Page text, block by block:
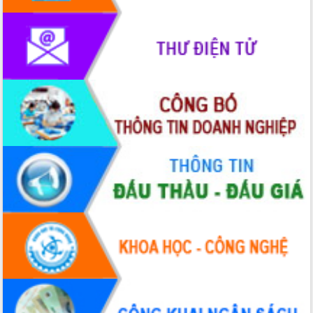
phát triển mới
Thường trực HĐND tỉnh Đắk Lắk gặp
mặt Đoàn chuyên gia y tế TP. Hồ Chí
Lễ truy điệu và an táng hài cốt liệt sĩ
tại Nghĩa trang Liệt sĩ xã Sơn Hòa
Bàn giải pháp tháo gỡ khó khăn trong
xuất khẩu sầu riêng và triển khai quy
định EUDR
Thứ trưởng Bộ Nông nghiệp và Môi
trường Nguyễn Hoàng Hiệp khảo sát
vùng trồng và doanh nghiệp đóng gói
sầu riêng tại Đắk Lắk
Trình diễn nghệ thuật chế biến các
món ăn từ sầu riêng
Đắk Lắk công bố Quy hoạch và xúc
tiến đầu tư tỉnh
Ngành cá ngừ Đắk Lắk chủ động thích
ứng để giữ vững thị trường xuất khẩu
Diễn đàn Kinh tế tư nhân Việt Nam đột